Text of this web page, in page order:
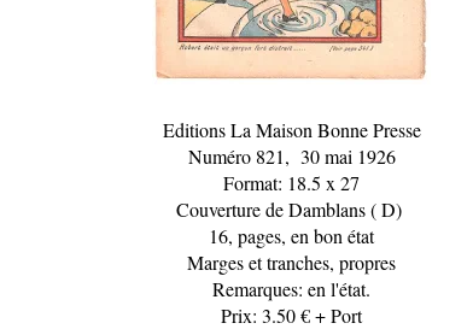
Editions La Maison Bonne Presse
Numéro 821, 30 mai 1926
Format: 18.5 x 27
Couverture de Damblans ( D)
16, pages, en bon état
Marges et tranches, propres
Remarques: en l'état.
Prix: 3.50 € + Port